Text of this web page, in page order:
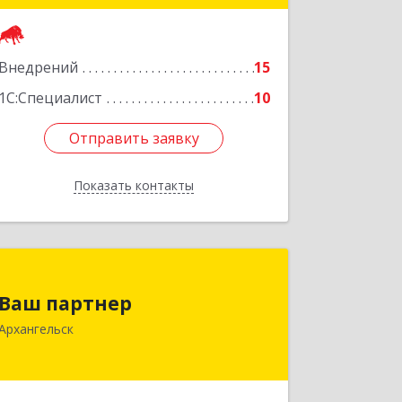
Внедрений
15
1С:Специалист
10
Отправить заявку
Показать контакты
Подробнее
Отправить заявку
Назад
Ваш партнер
163046, Архангельская обл,
Архангельск г, Новгородский пр-кт,